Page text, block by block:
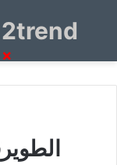
2trendبحث
×